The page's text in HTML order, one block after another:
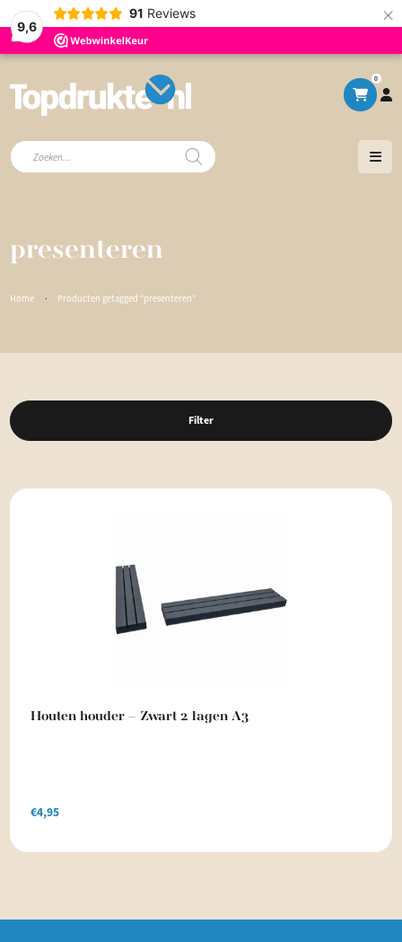
9,6
91 Reviews ×
0
Producten
zoeken
presenteren
Home · Producten getagged “presenteren”
Filter
Houten houder – Zwart 2 lagen A3
€4,95